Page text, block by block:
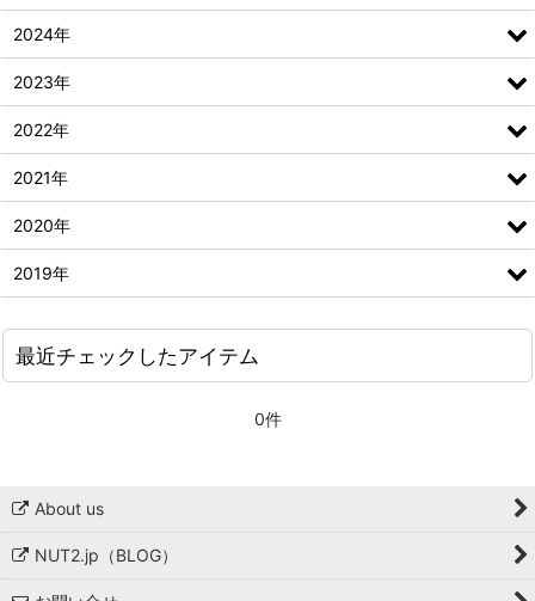
2024年
2023年
2022年
2021年
2020年
2019年
最近チェックしたアイテム
0件
About us
NUT2.jp（BLOG）